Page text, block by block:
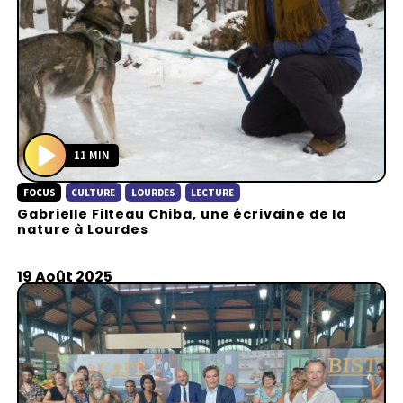
P
l
a
11 MIN
FOCUS CULTURE LOURDES LECTURE
Gabrielle Filteau Chiba, une écrivaine de la
nature à Lourdes
19 Août 2025